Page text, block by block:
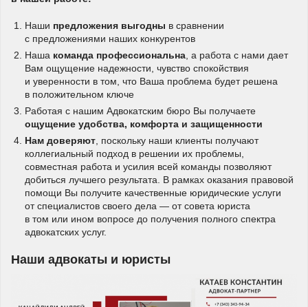
Наши предложения выгодны в сравнении
с предложениями наших конкурентов
Наша команда профессиональна , а работа с нами дает
Вам ощущение надежности, чувство спокойствия
и уверенности в том, что Ваша проблема будет решена
в положительном ключе
Работая с нашим Адвокатским бюро Вы получаете
ощущение удобства, комфорта и защищенности
Нам доверяют , поскольку наши клиенты получают
коллегиальный подход в решении их проблемы,
совместная работа и усилия всей команды позволяют
добиться лучшего результата. В рамках оказания правовой
помощи Вы получите качественные юридические услуги
от специалистов своего дела — от совета юриста
в том или ином вопросе до получения полного спектра
адвокатских услуг.
Наши адвокаты и юристы